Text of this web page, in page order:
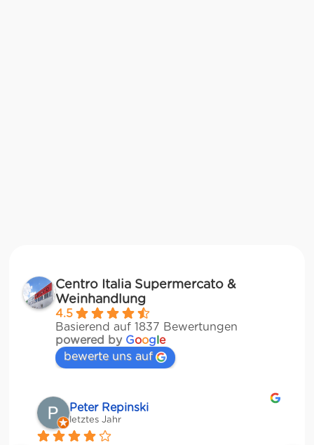
Centro Italia Supermercato &
Weinhandlung
4.5
Basierend auf 1837 Bewertungen
powered by Google
bewerte uns auf
Matze
letztes Jahr